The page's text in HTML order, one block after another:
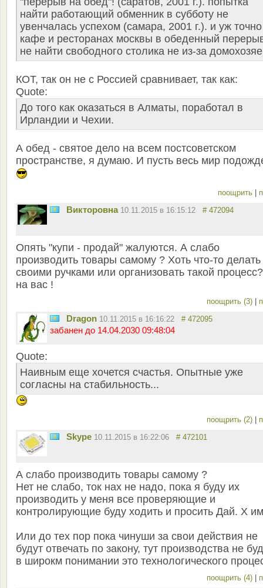
найти работающий обменник в субботу не
увенчалась успехом (самара, 2001 г.). и уж
кафе и ресторанах москвы в обеденный
не найти свободного столика не из-за
КОТ, так он не с Россией сравнивает, так как:
Quote:
До того как оказаться в Алматы, поработал в
Ирландии и Чехии.
А обед - святое дело на всем постсоветском
пространстве, я думаю. И пусть весь мир
поощрить
Викторовна 10.11.2015 в 16:15:12 # 472094
Опять "купи - продай" жалуются. А слабо
производить товары самому ? Хоть что-то делать
своими ручками или организовать такой
на вас !
поощрить (3)
Dragon 10.11.2015 в 16:16:22 # 472095
забанен до 14.04.2030 09:48:04
Quote:
Наивным еще хочется счастья. Опытные уже
согласны на стабильность...
поощрить (2)
Skype 10.11.2015 в 16:22:06 # 472101
А слабо производить товары самому ?
Нет не слабо, ток нах не надо, пока я буду их
производить у меня все проверяющие и
контролирующие буду ходить и просить Дай. Х им
Или до тех пор пока чинуши за свои действия не
будут отвечать по закону, тут производства не
в широкм понимании это технологического
поощрить (4)